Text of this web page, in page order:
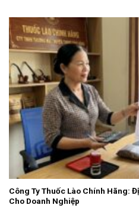
Công Ty Thuốc Lào Chính Hãng:
Cho Doanh Nghiệp